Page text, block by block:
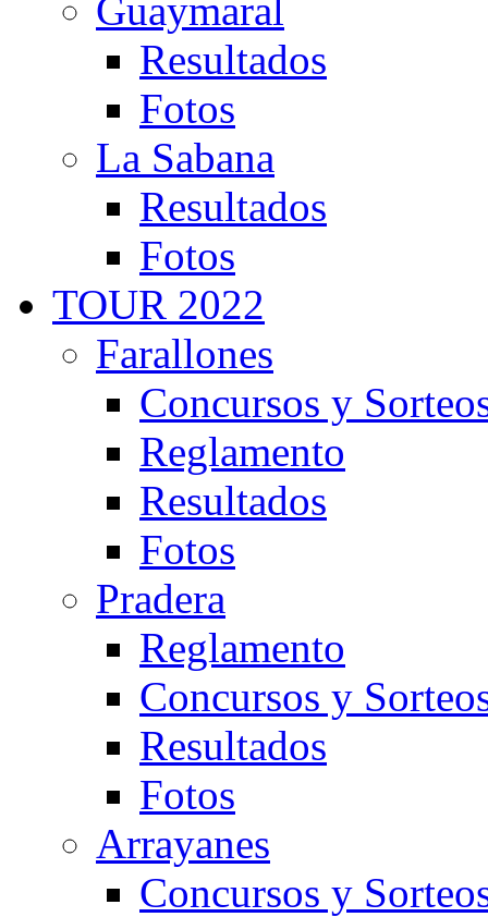
Guaymaral
Resultados
Fotos
La Sabana
Resultados
Fotos
TOUR 2022
Farallones
Concursos y
Reglamento
Resultados
Fotos
Pradera
Reglamento
Concursos y
Resultados
Fotos
Arrayanes
Concursos y